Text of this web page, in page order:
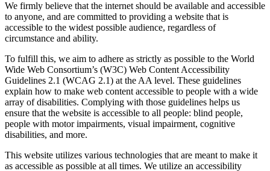
We firmly believe that the internet should be available and accessible
to anyone, and are committed to providing a website that is
accessible to the widest possible audience, regardless of
circumstance and ability.
To fulfill this, we aim to adhere as strictly as possible to the World
Wide Web Consortium’s (W3C) Web Content Accessibility
Guidelines 2.1 (WCAG 2.1) at the AA level. These guidelines
explain how to make web content accessible to people with a wide
array of disabilities. Complying with those guidelines helps us
ensure that the website is accessible to all people: blind people,
people with motor impairments, visual impairment, cognitive
disabilities, and more.
This website utilizes various technologies that are meant to make it
as accessible as possible at all times. We utilize an accessibility